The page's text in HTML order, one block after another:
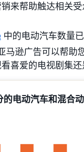
来帮助触达相关受
中的电动汽车数量
马逊广告可以帮助
喜爱的电视剧集还
的电动汽车和混合